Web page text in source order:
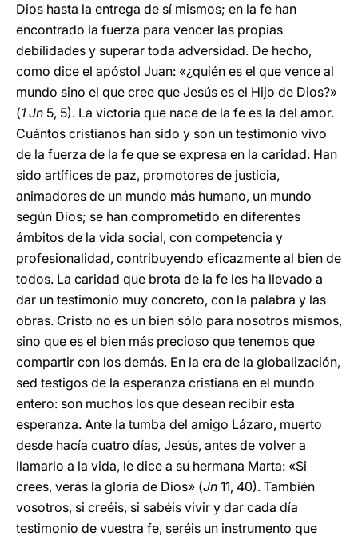
Dios hasta la entrega de sí mismos; en la fe han
encontrado la fuerza para vencer las propias
debilidades y superar toda adversidad. De hecho,
como dice el apóstol Juan: «¿quién es el que vence al
mundo sino el que cree que Jesús es el Hijo de Dios?»
(1 Jn 5, 5). La victoria que nace de la fe es la del amor.
Cuántos cristianos han sido y son un testimonio vivo
de la fuerza de la fe que se expresa en la caridad. Han
sido artífices de paz, promotores de justicia,
animadores de un mundo más humano, un mundo
según Dios; se han comprometido en diferentes
ámbitos de la vida social, con competencia y
profesionalidad, contribuyendo eficazmente al bien de
todos. La caridad que brota de la fe les ha llevado a
dar un testimonio muy concreto, con la palabra y las
obras. Cristo no es un bien sólo para nosotros mismos,
sino que es el bien más precioso que tenemos que
compartir con los demás. En la era de la globalización,
sed testigos de la esperanza cristiana en el mundo
entero: son muchos los que desean recibir esta
esperanza. Ante la tumba del amigo Lázaro, muerto
desde hacía cuatro días, Jesús, antes de volver a
llamarlo a la vida, le dice a su hermana Marta: «Si
crees, verás la gloria de Dios» (Jn 11, 40). También
vosotros, si creéis, si sabéis vivir y dar cada día
testimonio de vuestra fe, seréis un instrumento que